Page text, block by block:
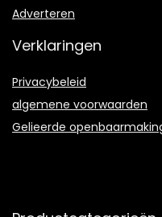
Adverteren
Verklaringen
Privacybeleid
algemene voorwaarden
Gelieerde